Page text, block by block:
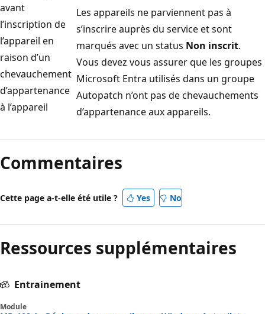
avant
l’inscription de
l’appareil en
raison d’un
chevauchement
d’appartenance
à l’appareil
Les appareils ne parviennent pas à
s’inscrire auprès du service et sont
marqués avec un status Non inscrit.
Vous devez vous assurer que les groupes
Microsoft Entra utilisés dans un groupe
Autopatch n’ont pas de chevauchements
d’appartenance aux appareils.
Commentaires
Cette page a-t-elle été utile ? Yes No
Ressources supplémentaires
Entrainement
Module